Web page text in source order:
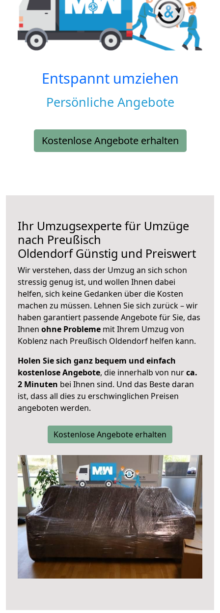
Entspannt umziehen
Persönliche Angebote
Kostenlose Angebote erhalten
Ihr Umzugsexperte für Umzüge
nach Preußisch
OldendorfGünstig und Preiswert
Wir verstehen, dass der Umzug an sich schon
stressig genug ist, und wollen Ihnen dabei
helfen, sich keine Gedanken über die Kosten
machen zu müssen. Lehnen Sie sich zurück – wir
haben garantiert passende Angebote für Sie, das
Ihnen ohne Probleme mit Ihrem Umzug von
Koblenz nach Preußisch Oldendorf helfen kann.
Holen Sie sich ganz bequem und einfach
kostenlose Angebote, die innerhalb von nurca.
2 Minuten bei Ihnen sind. Und das Beste daran
ist, dass all dies zu erschwinglichen Preisen
angeboten werden.
Kostenlose Angebote erhalten